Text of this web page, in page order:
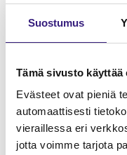
Suostumus
Tämä sivusto käyttää
Evästeet ovat pieniä
automaattisesti
vieraillessa eri
jotta voimme tarjota